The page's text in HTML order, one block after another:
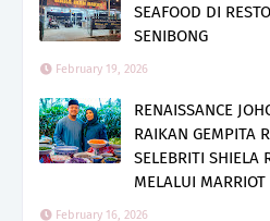
SEAFOOD DI
SENIBONG
February 19, 2026
RENAISSANCE
RAIKAN GEMPITA
SELEBRITI SHIELA
MELALUI
February 16, 2026